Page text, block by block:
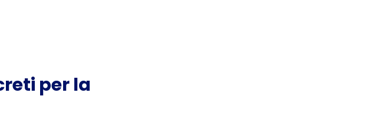
per la